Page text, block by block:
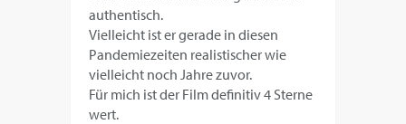
authentisch.
Vielleicht ist er gerade in diesen
Pandemiezeiten realistischer wie
vielleicht noch Jahre zuvor.
Für mich ist der Film definitiv 4 Sterne
wert.